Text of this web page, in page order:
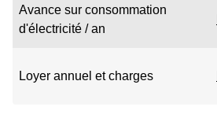
Avance sur consommation
d'électricité / an
Loyer annuel et charges